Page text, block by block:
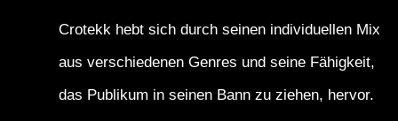
Crotekk hebt sich durch seinen individuellen Mix
aus verschiedenen Genres und seine Fähigkeit,
das Publikum in seinen Bann zu ziehen, hervor.